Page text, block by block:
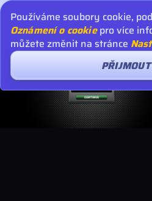
Používáme soubory cookie,
Oznámení o cookiepro více
můžete změnit na stránce